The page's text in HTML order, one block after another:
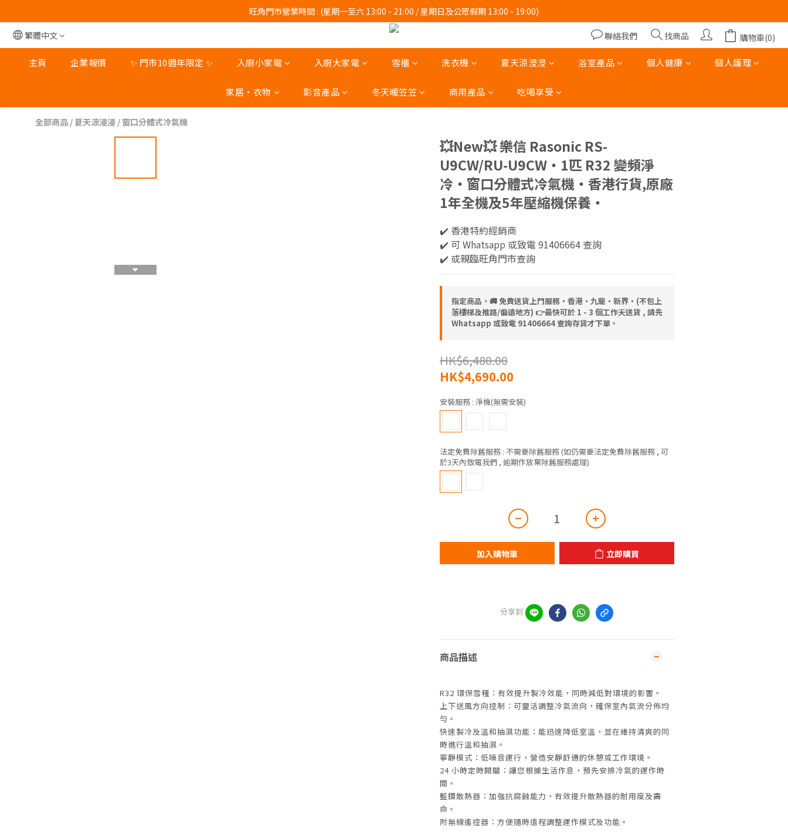
旺角門市營業時間 : (星期一至六 13:00 - 21:00 / 星期日及公眾假期 13:00 - 19:00)
旺角門市營業時間 : (星期一至六 13:00 - 21:00 / 星期日及公眾假期 13:00 - 19:00)
Whatsapp :  9140 6664  Tel : 2997 9450 。
旺角門市營業時間 : (星期一至六 13:00 - 21:00 / 星期日及公眾假期 13:00 - 19:00)
繁體中文 聯絡我們 找商品 購物車(0)
主頁 企業報價 ✨ 門市10週年限定 ✨ 入廚小家電 入廚大家電 雪櫃 洗衣機 夏天涼浸浸 浴室產品 個人健康 個人護理
家居‧衣物 影音產品 冬天暖笠笠 商用產品 吃喝享受
全部商品 / 夏天涼浸浸 / 窗口分體式冷氣機
💥New💥 樂信 Rasonic RS-
U9CW/RU-U9CW‧1匹 R32 變頻淨
冷‧窗口分體式冷氣機‧香港行貨,原廠
1年全機及5年壓縮機保養‧
✔️ 香港特約經銷商
✔️ 可 Whatsapp 或致電 91406664 查詢
✔️ 或親臨旺角門市查詢
指定商品，🚚 免費送貨上門服務‧香港‧九龍‧新界‧(不包上
落樓梯及推路/偏遠地方) 👉最快可於 1 - 3 個工作天送貨 , 請先
Whatsapp 或致電 91406664 查詢存貨才下單。
HK$6,480.00
HK$4,690.00
安裝服務 : 淨機(無需安裝)
法定免費除舊服務 : 不需要除舊服務 (如仍需要法定免費除舊服務 , 可
於3天內致電我們 , 逾期作放棄除舊服務處理)
加入購物車 立即購買
分享到
商品描述
R32 環保雪種：有效提升製冷效能，同時減低對環境的影響。
上下送風方向控制：可靈活調整冷氣流向，確保室內氣流分佈均
勻。
快速製冷及溫和抽濕功能：能迅速降低室溫，並在維持清爽的同
時進行溫和抽濕。
寧靜模式：低噪音運行，營造安靜舒適的休憩或工作環境。
24 小時定時開關：讓您根據生活作息，預先安排冷氣的運作時
間。
藍鑽散熱器：加強抗腐蝕能力，有效提升散熱器的耐用度及壽
命。
附無線遙控器：方便隨時遠程調整運作模式及功能。